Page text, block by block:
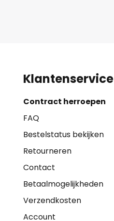
Klantenservice
Contract herroepen
FAQ
Bestelstatus bekijken
Retourneren
Contact
Betaalmogelijkheden
Verzendkosten
Account